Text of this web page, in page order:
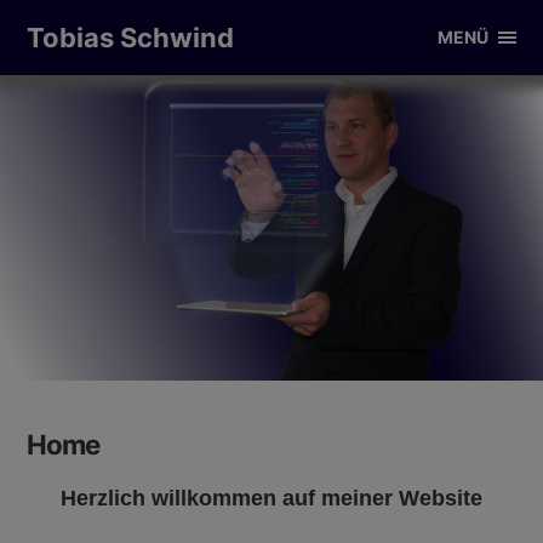
Tobias Schwind MENÜ
Home
Herzlich willkommen auf meiner Website